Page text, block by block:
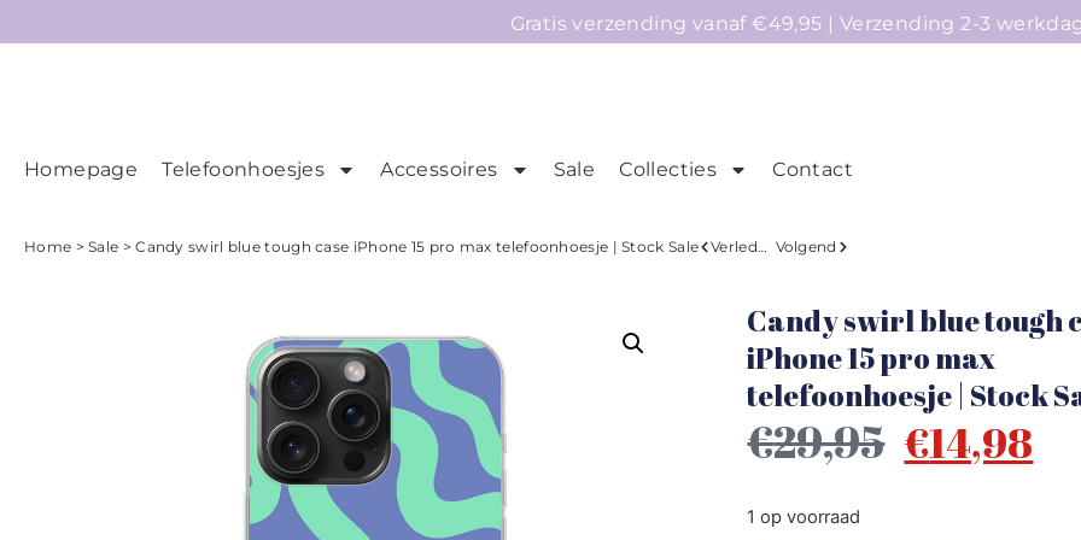
Gratis verzending vanaf €49,95 | Verzending 2-3
Homepage Telefoonhoesjes Accessoires Sale Collecties Contact
Home >Sale > Candy swirl blue tough case iPhone 15 pro max telefoonhoesje | Stock Sale Verleden Volgend
Candy swirl blue tough
iPhone 15 pro max
telefoonhoesje | Stock
€29,95 €14,98
1 op voorraad